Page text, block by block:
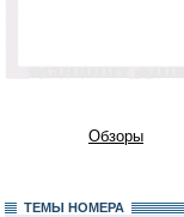
Обзоры
ТЕМЫ НОМЕРА